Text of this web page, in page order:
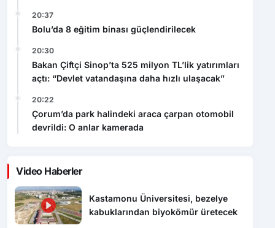
20:37
Bolu’da 8 eğitim binası güçlendirilecek
20:30
Bakan Çiftçi Sinop’ta 525 milyon TL’lik yatırımları
açtı: “Devlet vatandaşına daha hızlı ulaşacak”
20:22
Çorum’da park halindeki araca çarpan otomobil
devrildi: O anlar kamerada
Video Haberler
Kastamonu Üniversitesi, bezelye
kabuklarından biyokömür üretecek